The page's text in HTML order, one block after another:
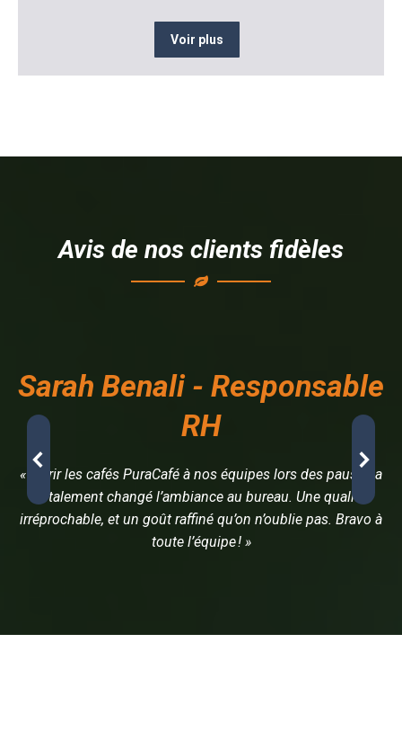
Voir plus
Avis de nos clients fidèles
Sarah Benali - Responsable
RH
« Offrir les cafés PuraCafé à nos équipes lors des pauses a
totalement changé l’ambiance au bureau. Une qualité
irréprochable, et un goût raffiné qu’on n’oublie pas. Bravo à
toute l’équipe ! »